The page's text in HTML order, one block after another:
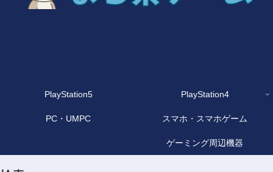
PlayStation5 PlayStation4
PC・UMPC スマホ・スマホゲーム
ゲーミング周辺機器